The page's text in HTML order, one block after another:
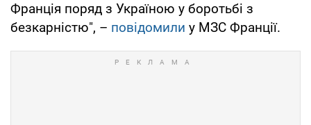
Франція поряд з Україною у боротьбі з
безкарністю", – повідомили у МЗС Франції.